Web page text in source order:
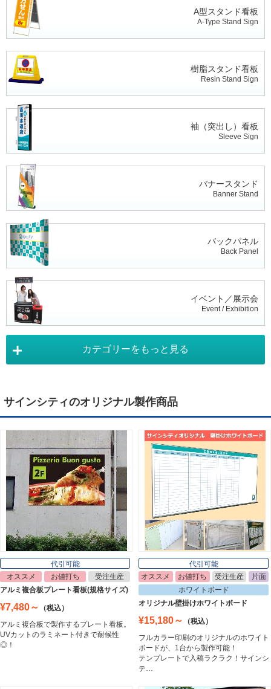
A型スタンド看板
A-Type Stand Sign
樹脂スタンド看板
Resin Stand Sign
袖（突出し）看板
Sleeve Sign
バナースタンド
Banner Stand
バックパネル
Back Panel
イベント／展示会
Event / Exhibition
Tapestry
ライトパネル
Light Panel
ポスターフレーム
Poster Frame
イーゼル
Easel
ホワイトボード
White Board
カテゴリーをもっと見る
サインシティのオリジナル製作商品
代引可能
オススメ
お値打ち
受注生産
アルミ複合板プレート看板(規格サイズ)
¥7,480～
（税込）
アルミ複合板で製作するプレート看板。
UVカットのラミネート付きで耐候性
◎！
代引可能
オススメ
お値打ち 受注生産
片面
ホワイトボード
オリジナル壁掛けホワイトボード
¥15,180～
（税込）
フルカラー印刷のオリジナルのホワイト
ボードが、1台から製作可能！
テンプレートで入稿ラクラク！サインシ
テ…